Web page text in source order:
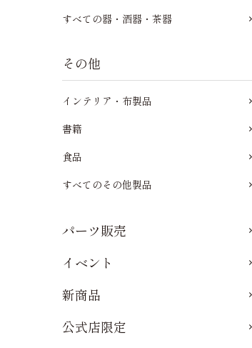
すべての器・酒器・茶器
その他
インテリア・布製品
書籍
食品
すべてのその他製品
パーツ販売
イベント
新商品
公式店限定